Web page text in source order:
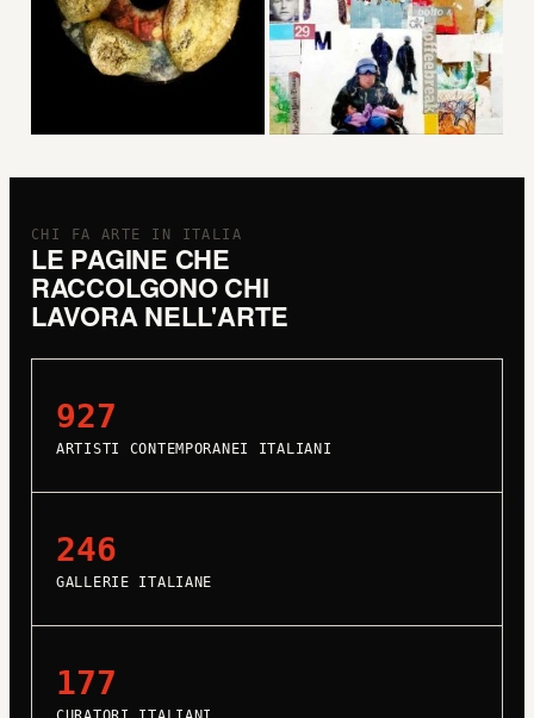
CHI FA ARTE IN ITALIA
LE PAGINE CHE
RACCOLGONO CHI
LAVORA NELL'ARTE
927
ARTISTI CONTEMPORANEI ITALIANI
246
GALLERIE ITALIANE
177